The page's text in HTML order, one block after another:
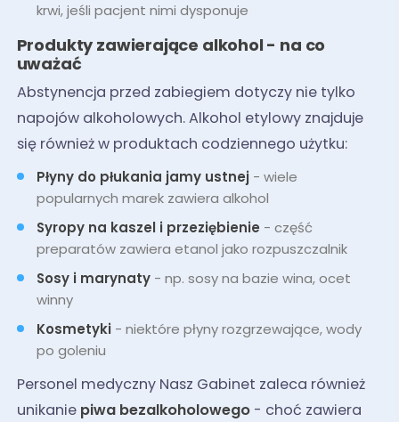
krwi, jeśli pacjent nimi dysponuje
Produkty zawierające alkohol - na co
uważać
Abstynencja przed zabiegiem dotyczy nie tylko
napojów alkoholowych. Alkohol etylowy znajduje
się również w produktach codziennego użytku:
Płyny do płukania jamy ustnej - wiele
popularnych marek zawiera alkohol
Syropy na kaszel i przeziębienie - część
preparatów zawiera etanol jako rozpuszczalnik
Sosy i marynaty - np. sosy na bazie wina, ocet
winny
Kosmetyki - niektóre płyny rozgrzewające, wody
po goleniu
Personel medyczny Nasz Gabinet zaleca również
unikanie piwa bezalkoholowego- choć zawiera